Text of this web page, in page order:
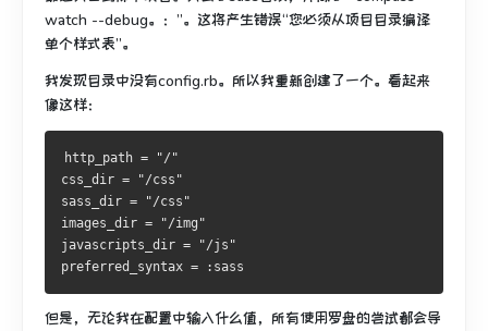
watch --debug。：”。 这将产生错误“您必须从项目目录编译
单个样式表”。
我发现目录中没有config.rb。 所以我重新创建了一个。 看起来
像这样：
http_path = "/"
css_dir = "/css"
sass_dir = "/css"
images_dir = "/img"
javascripts_dir = "/js"
preferred_syntax = :sass
但是，无论我在配置中输入什么值，所有使用罗盘的尝试都会导